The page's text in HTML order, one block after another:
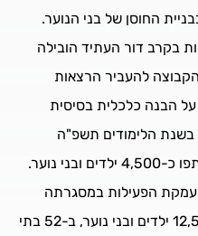
החוסן של בני הנוער.
בקרב דור העתיד הובילה
להעביר הרצאות
על הבנה כלכלית בסיסית
בשנת הלימודים תשפ"ה
הפעילות במסגרתה
השתתפו עד כה בפעילויות כ-12,500 ילדים ובני נוער, ב-52 בתי